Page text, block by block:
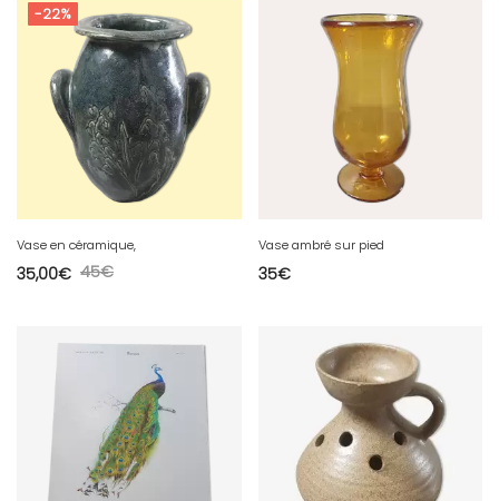
-22%
Vase en céramique,
45€
35,00€
Vase ambré sur pied
35€